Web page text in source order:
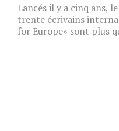
Lancés il y a cinq ans,
trente écrivains
for Europe» sont plus